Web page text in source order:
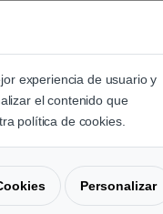
este
experiencia de usuario y
el contenido que
política de cookies.
Personalizar